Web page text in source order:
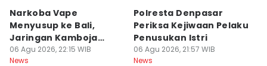
Narkoba Vape
Menyusup ke Bali,
Jaringan Kamboja
Terbongkar
06 Agu 2026, 22:15 WIB
News
Polresta Denpasar
Periksa Kejiwaan Pelaku
Penusukan Istri
06 Agu 2026, 21:57 WIB
News